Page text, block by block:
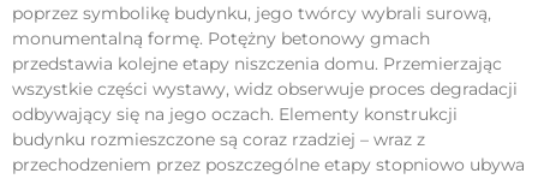
poprzez symbolikę budynku, jego twórcy wybrali surową,
monumentalną formę. Potężny betonowy gmach
przedstawia kolejne etapy niszczenia domu. Przemierzając
wszystkie części wystawy, widz obserwuje proces degradacji
odbywający się na jego oczach. Elementy konstrukcji
budynku rozmieszczone są coraz rzadziej – wraz z
przechodzeniem przez poszczególne etapy stopniowo ubywa